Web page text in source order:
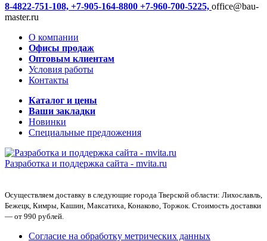
8-4822-751-108, +7-905-164-8800 +7-960-700-5225, office@bau-
master.ru
О компании
Офисы продаж
Оптовым клиентам
Условия работы
Контакты
Каталог и цены
Ваши закладки
Новинки
Специальные предложения
Разработка и поддержка сайта - mvita.ru
Осуществляем доставку в следующие города Тверской области: Лихославль,
Бежецк, Кимры, Кашин, Максатиха, Конаково, Торжок. Стоимость доставки
— от 990 рублей.
Согласие на обработку метрических данных